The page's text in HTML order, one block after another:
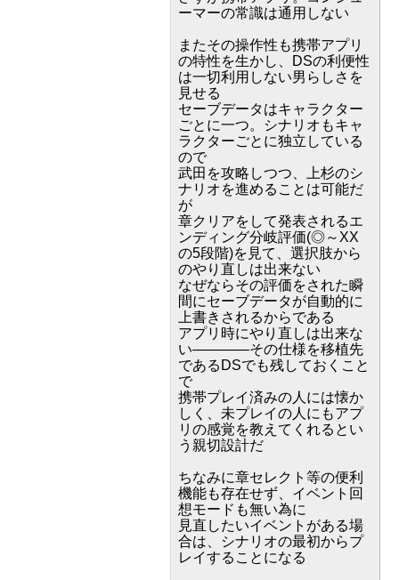
ーマーの常識は通用しない
またその操作性も携帯アプリ
の特性を生かし、DSの利便性
は一切利用しない男らしさを
見せる
セーブデータはキャラクター
ごとに一つ。シナリオもキャ
ラクターごとに独立している
ので
武田を攻略しつつ、上杉のシ
ナリオを進めることは可能だ
が
章クリアをして発表されるエ
ンディング分岐評価(◎～XX
の5段階)を見て、選択肢から
のやり直しは出来ない
なぜならその評価をされた瞬
間にセーブデータが自動的に
上書きされるからである
アプリ時にやり直しは出来な
い――――その仕様を移植先
であるDSでも残しておくこと
で
携帯プレイ済みの人には懐か
しく、未プレイの人にもアプ
リの感覚を教えてくれるとい
う親切設計だ
ちなみに章セレクト等の便利
機能も存在せず、イベント回
想モードも無い為に
見直したいイベントがある場
合は、シナリオの最初からプ
レイすることになる